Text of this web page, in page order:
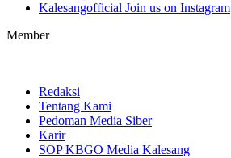
Kalesangofficial Join us on Instagram
Member
Redaksi
Tentang Kami
Pedoman Media Siber
Karir
SOP KBGO Media Kalesang